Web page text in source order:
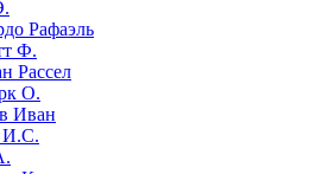
Рафаэль
Ф.
Рассел
О.
Иван
И.С.